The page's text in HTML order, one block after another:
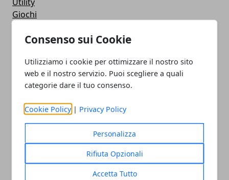
Consenso sui Cookie
Utilizziamo i cookie per ottimizzare il nostro sito
web e il nostro servizio. Puoi scegliere a quali
categorie dare il tuo consenso.
Cookie Policy | Privacy Policy
Personalizza
Rifiuta Opzionali
Accetta Tutto
Giochi
Eventi
CMS
Smartphone
iPhone
Apple
Videogames
Streaming
MacBook